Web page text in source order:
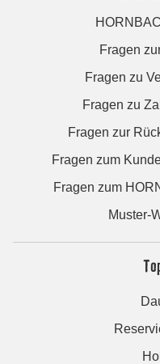
Fragen
Fragen zu
Fragen zu
Fragen zur
Fragen zum
Fragen zum
Muster-